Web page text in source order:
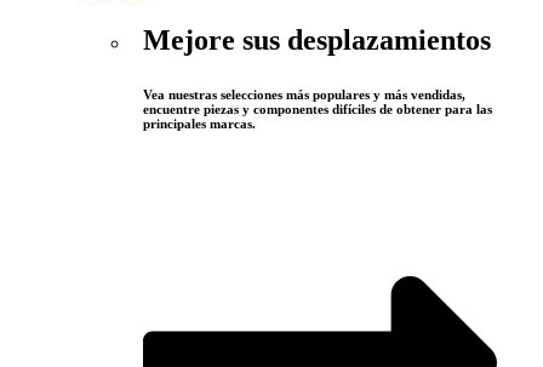
Mejore sus desplazamientos
Vea nuestras selecciones más populares y más vendidas,
encuentre piezas y componentes difíciles de obtener para las
principales marcas.